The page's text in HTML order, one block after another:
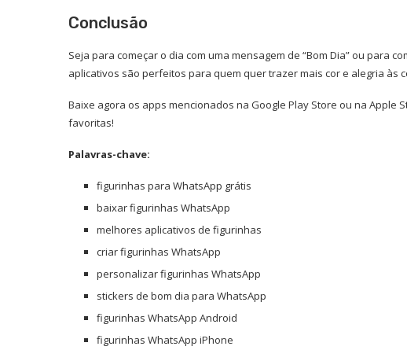
Conclusão
Seja para começar o dia com uma mensagem de “Bom Dia” ou para
aplicativos são perfeitos para quem quer trazer mais cor e alegria às
Baixe agora os apps mencionados na Google Play Store ou na Apple
favoritas!
Palavras-chave:
figurinhas para WhatsApp grátis
baixar figurinhas WhatsApp
melhores aplicativos de figurinhas
criar figurinhas WhatsApp
personalizar figurinhas WhatsApp
stickers de bom dia para WhatsApp
figurinhas WhatsApp Android
figurinhas WhatsApp iPhone